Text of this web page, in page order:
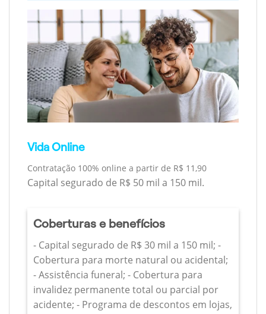
Vida Online
Contratação 100% online a partir de R$ 11,90
Capital segurado de R$ 50 mil a 150 mil.
Coberturas e benefícios
- Capital segurado de R$ 30 mil a 150 mil; -
Cobertura para morte natural ou acidental;
- Assistência funeral; - Cobertura para
invalidez permanente total ou parcial por
acidente; - Programa de descontos em lojas,